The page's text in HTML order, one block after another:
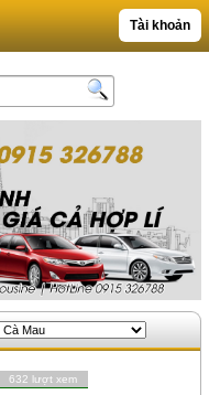
Tài khoản
632 lượt xem